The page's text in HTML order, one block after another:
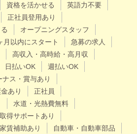
資格を活かせる
英語力不要
正社員登用あり
オープニングスタッフ
月以内にスタート
急募の求人
高収入・高時給・高月収
日払いOK
週払いOK
ナス・賞与あり
あり
正社員
水道・光熱費無料
得サポートあり
家賃補助あり 自動車・自動車部品